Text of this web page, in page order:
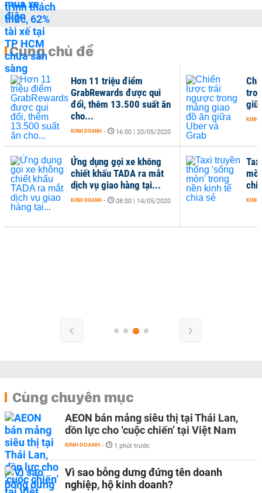
Cùng chủ đề
KINH
Hơn 11 triệu điểm
GrabRewards được qui
đổi, thêm 13.500 suất ăn
cho...
KINH DOANH - 16:00 | 20/05/2020
Ứng dụng gọi xe không
chiết khấu TADA ra mắt
dịch vụ giao hàng tại...
KINH DOANH - 08:00 | 14/05/2020
KINH
Cùng chuyên mục
AEON bán mảng siêu thị tại Thái Lan,
dồn lực cho ‘cuộc chiến’ tại Việt Nam
KINH DOANH - 1 phút trước
Vì sao bỗng dưng đứng tên doanh
nghiệp, hộ kinh doanh?